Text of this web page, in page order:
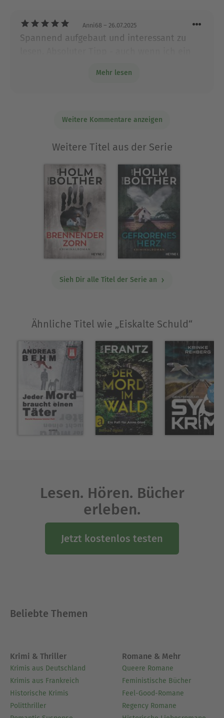
Anni68 – 26.07.2025
Spannend aufgebaut und interessant zu
mit Maria und Mikael...
Mehr lesen
Weitere Kommentare anzeigen
Weitere Titel aus der Serie
Sieh Dir alle Titel der Serie an
Ähnliche Titel wie „Eiskalte Schuld“
Lesen. Hören. Bücher
erleben.
Jetzt kostenlos testen
Beliebte Themen
Krimi & Thriller
Krimis aus Deutschland
Krimis aus Frankreich
Historische Krimis
Politthriller
Romane & Mehr
Queere Romane
Feministische Bücher
Feel-Good-Romane
Regency Romane